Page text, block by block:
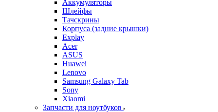
Аккумуляторы
Шлейфы
Тачскрины
Корпуса (задние крышки)
Explay
Acer
ASUS
Huawei
Lenovo
Samsung Galaxy Tab
Sony
Xiaomi
Запчасти для ноутбуков